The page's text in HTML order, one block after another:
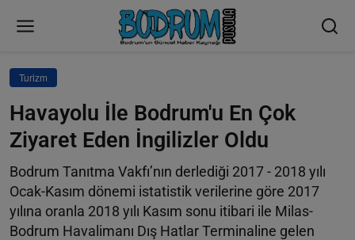
Turizm
Havayolu İle Bodrum'u En Çok
Ziyaret Eden İngilizler Oldu
Bodrum Tanıtma Vakfı’nın derlediği 2017 - 2018 yılı
Ocak-Kasım dönemi istatistik verilerine göre 2017
yılına oranla 2018 yılı Kasım sonu itibari ile Milas-
Bodrum Havalimanı Dış Hatlar Terminaline gelen